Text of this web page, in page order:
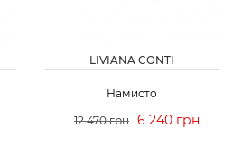
LIVIANA CONTI
Намисто
12 470 грн 6 240 грн